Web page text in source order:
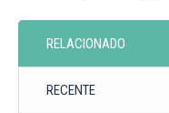
RELACIONADO
RECENTE